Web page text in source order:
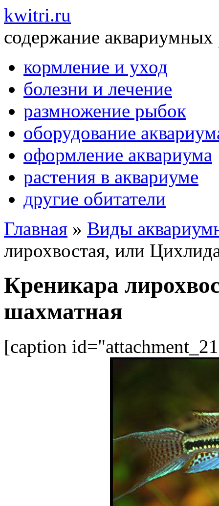
kwitri.ru
содержание
кормление и уход
болезни и лечение
размножение рыбок
оборудование
оформление аквариума
растения в аквариуме
другие обитатели
Главная » Виды
лирохвостая, или
Креникара
шахматная
[caption